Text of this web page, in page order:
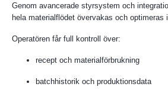
Genom avancerade styrsystem och
hela materialflödet övervakas och optimeras i
Operatören får full kontroll över:
recept och materialförbrukning
batchhistorik och produktionsdata